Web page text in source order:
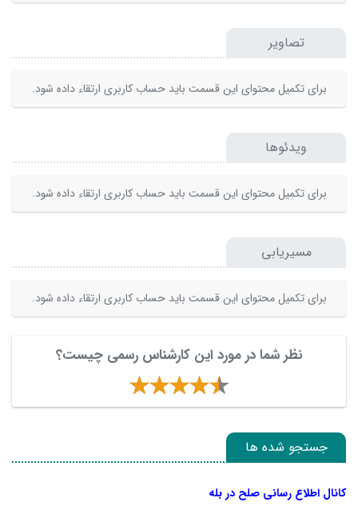
تصاویر
برای تکمیل محتوای این قسمت باید حساب کاربری ارتقاء داده شود.
ویدئوها
برای تکمیل محتوای این قسمت باید حساب کاربری ارتقاء داده شود.
مسیریابی
برای تکمیل محتوای این قسمت باید حساب کاربری ارتقاء داده شود.
نظر شما در مورد این کارشناس رسمی چیست؟
جستجو شده ها
کانال اطلاع رسانی صلح در بله